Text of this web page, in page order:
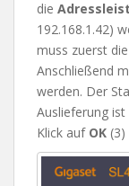
die
192.168.1.42)
muss zuerst die
Anschließend
werden. Der
Auslieferung
Klick auf OK